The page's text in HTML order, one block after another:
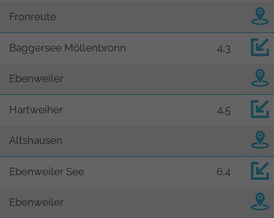
Fronreute
Baggersee Möllenbronn 4,3
Ebenweiler
Hartweiher 4,5
Altshausen
Ebenweiler See 6,4
Ebenweiler